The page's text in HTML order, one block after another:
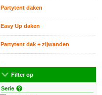
Partytent daken
Easy Up daken
Partytent dak + zijwanden
Filter op
Serie